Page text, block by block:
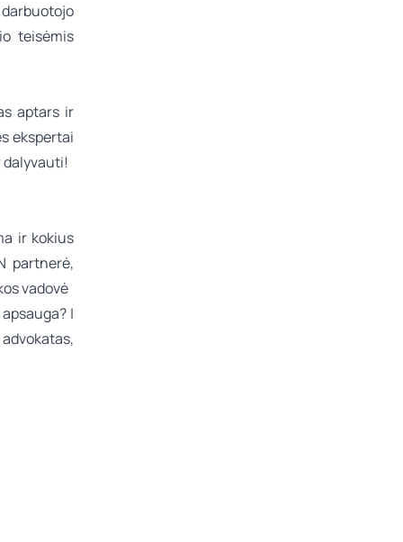
teisėmis
aptars ir
ekspertai
dalyvauti!
ir kokius
partnerė,
vadovė
|